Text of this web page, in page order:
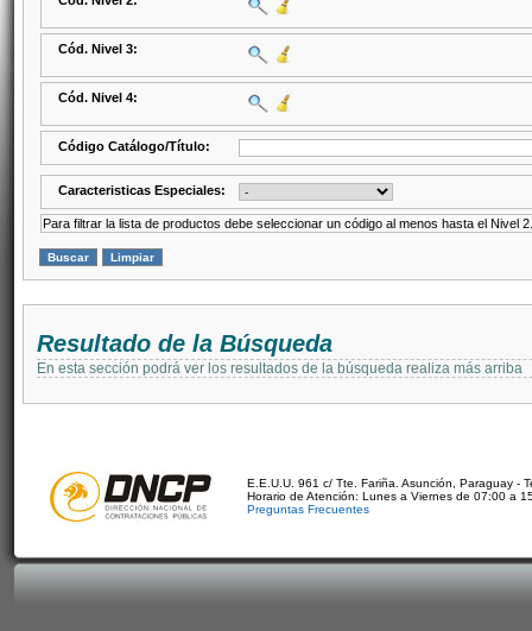
Cód. Nivel 3:
Cód. Nivel 4:
Código Catálogo/Título:
Caracteristicas Especiales:
Para filtrar la lista de productos debe seleccionar un código al menos hasta el Nivel 2.
Resultado de la Búsqueda
En esta sección podrá ver los resultados de la búsqueda realiza más arriba
E.E.U.U. 961 c/ Tte. Fariña. Asunción, Paraguay -
Horario de Atención: Lunes a Viernes de 07:00 a
Preguntas Frecuentes